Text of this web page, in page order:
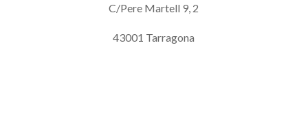
C/Pere Martell 9, 2
43001 Tarragona